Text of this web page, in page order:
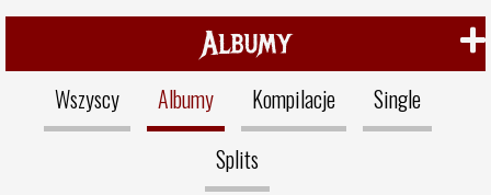
Albumy
Wszyscy Albumy Kompilacje
Single
Splits